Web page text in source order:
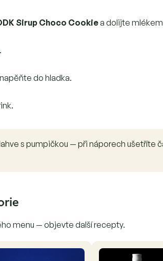
Sirup Choco Cookiea dolijte
.
do hladka.
s pumpičkou — při náporech ušetříte
menu — objevte další recepty.